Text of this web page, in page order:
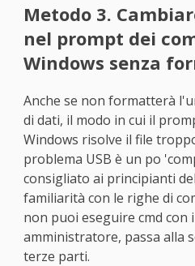
Metodo 3.
nel prompt dei
Windows senza
Anche se non formatterà
di dati, il modo in cui il
Windows risolve il file
problema USB è un po
consigliato ai principianti
familiarità con le righe di
non puoi eseguire cmd con
amministratore, passa alla
terze parti.